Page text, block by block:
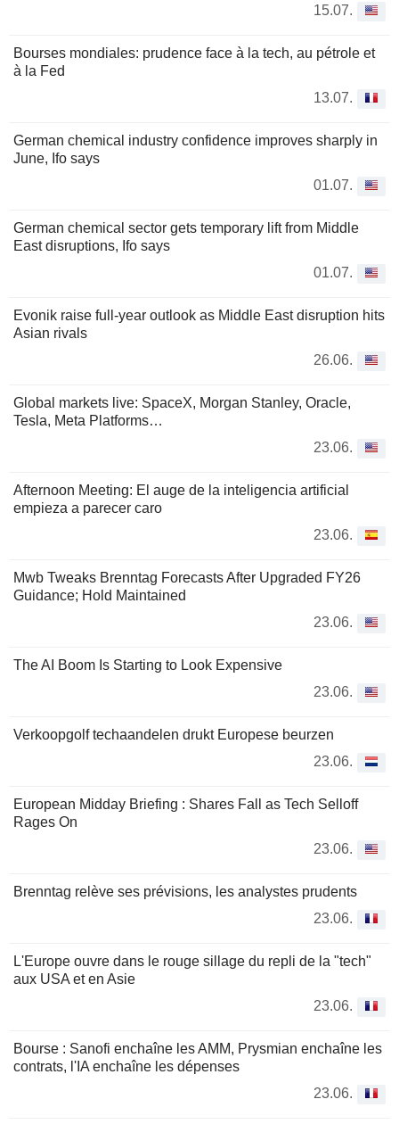
15.07.
Bourses mondiales: prudence face à la tech, au pétrole et
à la Fed
13.07.
German chemical industry confidence improves sharply in
June, Ifo says
01.07.
German chemical sector gets temporary lift from Middle
East disruptions, Ifo says
01.07.
Evonik raise full-year outlook as Middle East disruption hits
Asian rivals
26.06.
Global markets live: SpaceX, Morgan Stanley, Oracle,
Tesla, Meta Platforms…
23.06.
Afternoon Meeting: El auge de la inteligencia artificial
empieza a parecer caro
23.06.
Mwb Tweaks Brenntag Forecasts After Upgraded FY26
Guidance; Hold Maintained
23.06.
The AI Boom Is Starting to Look Expensive
23.06.
Verkoopgolf techaandelen drukt Europese beurzen
23.06.
European Midday Briefing : Shares Fall as Tech Selloff
Rages On
23.06.
Brenntag relève ses prévisions, les analystes prudents
23.06.
L'Europe ouvre dans le rouge sillage du repli de la "tech"
aux USA et en Asie
23.06.
Bourse : Sanofi enchaîne les AMM, Prysmian enchaîne les
contrats, l'IA enchaîne les dépenses
23.06.